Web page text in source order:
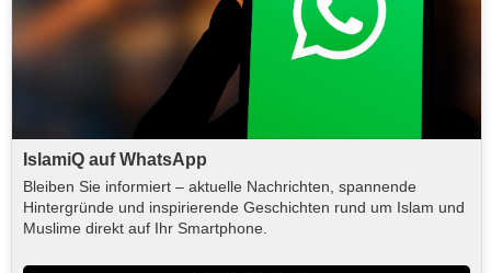
IslamiQ auf WhatsApp
Bleiben Sie informiert – aktuelle Nachrichten, spannende
Hintergründe und inspirierende Geschichten rund um Islam und
Muslime direkt auf Ihr Smartphone.